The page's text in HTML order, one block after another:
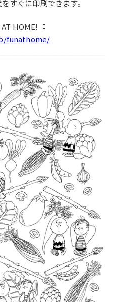
すぐに印刷できます。
HOME! ：
funathome/